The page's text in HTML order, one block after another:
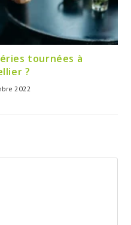
tournées à
?
2022